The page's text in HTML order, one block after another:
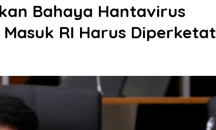
Bahaya Hantavirus
RI Harus Diperketat